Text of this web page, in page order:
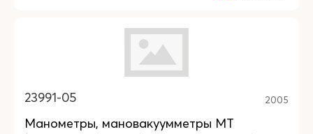
23991-05 2005
Манометры, мановакуумметры МТ